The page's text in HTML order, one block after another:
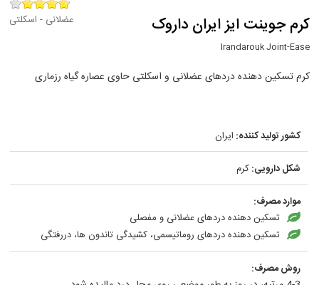
کرم جوینت ایز ایران داروک
Irandarouk Joint-Ease
عضلانی - اسکلتی
کرم تسکین دهنده دردهای عضلانی و اسکلتی حاوی عصاره گیاه رزماری
کشور تولید کننده: ایران
شکل دارویی:کرم
موارد مصرف:
تسکین دهنده دردهای عضلانی و مفصلی
تسکین دهنده دردهای روماتیسمی، کشیدگی تاندون ها، دررفتگی
روش مصرف: